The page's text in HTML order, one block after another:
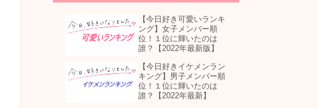
【今日好き可愛いランキ
ング】女子メンバー順
位！１位に輝いたのは
誰？【2022年最新版】
【今日好きイケメンラン
キング】男子メンバー順
位！１位に輝いたのは
誰？【2022年最新】